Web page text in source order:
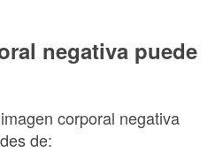
negativa puede
corporal negativa
de: